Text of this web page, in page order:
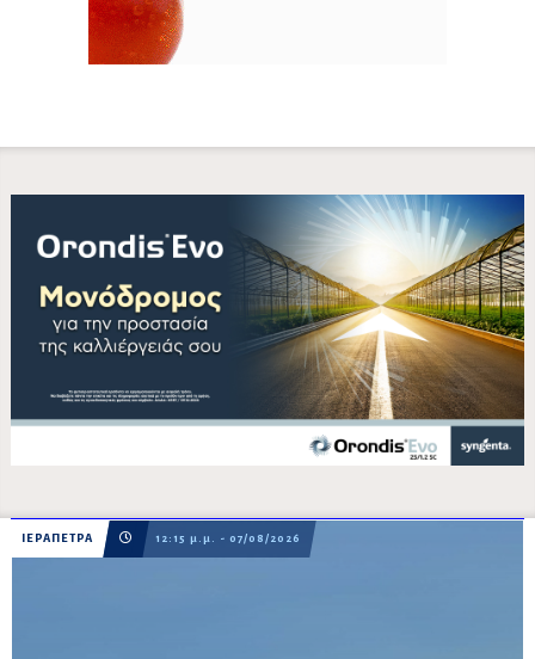
ΙΕΡΑΠΕΤΡΑ 12:15 μ.μ. - 07/08/2026